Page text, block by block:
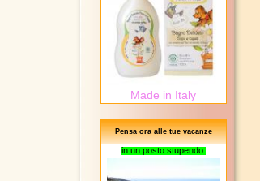
Made in Italy
Pensa ora alle tue vacanze
in un posto stupendo: